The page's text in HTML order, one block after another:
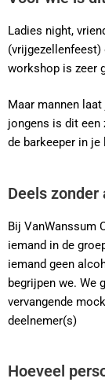
Ladies night,
workshop is zeer
Maar mannen
jongens is dit een
de barkeeper in
Deels zonder
Bij VanWanssum
iemand in de
iemand geen
begrijpen we. We
vervangende
deelnemer(s)
Hoeveel